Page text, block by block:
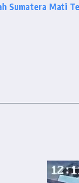
Sumatera Mati